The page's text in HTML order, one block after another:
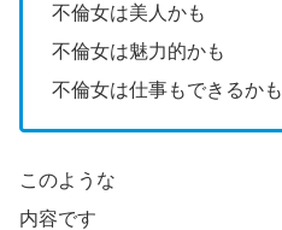
不倫女は美人かも
不倫女は魅力的かも
不倫女は仕事もできるかも
このような
内容です